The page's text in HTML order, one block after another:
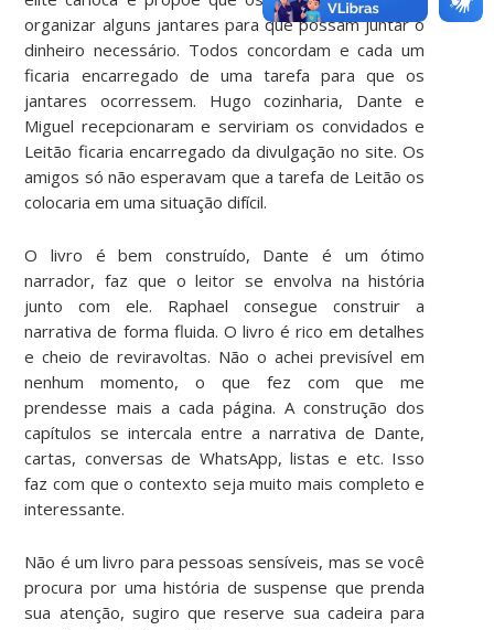
organizar alguns jantares para que possam juntar o
dinheiro necessário. Todos concordam e cada um
ficaria encarregado de uma tarefa para que os
jantares ocorressem. Hugo cozinharia, Dante e
Miguel recepcionaram e serviriam os convidados e
Leitão ficaria encarregado da divulgação no site. Os
amigos só não esperavam que a tarefa de Leitão os
colocaria em uma situação difícil.
O livro é bem construído, Dante é um ótimo
narrador, faz que o leitor se envolva na história
junto com ele. Raphael consegue construir a
narrativa de forma fluida. O livro é rico em detalhes
e cheio de reviravoltas. Não o achei previsível em
nenhum momento, o que fez com que me
prendesse mais a cada página. A construção dos
capítulos se intercala entre a narrativa de Dante,
cartas, conversas de WhatsApp, listas e etc. Isso
faz com que o contexto seja muito mais completo e
interessante.
Não é um livro para pessoas sensíveis, mas se você
procura por uma história de suspense que prenda
sua atenção, sugiro que reserve sua cadeira para